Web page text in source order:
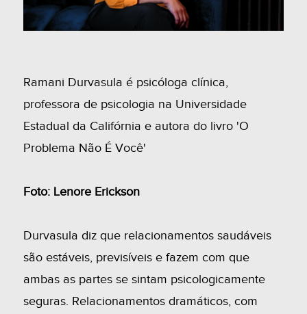
Ramani Durvasula é psicóloga clínica,
professora de psicologia na Universidade
Estadual da Califórnia e autora do livro 'O
Problema Não É Você'
Foto: Lenore Erickson
Durvasula diz que relacionamentos saudáveis
são estáveis, previsíveis e fazem com que
ambas as partes se sintam psicologicamente
seguras. Relacionamentos dramáticos, com